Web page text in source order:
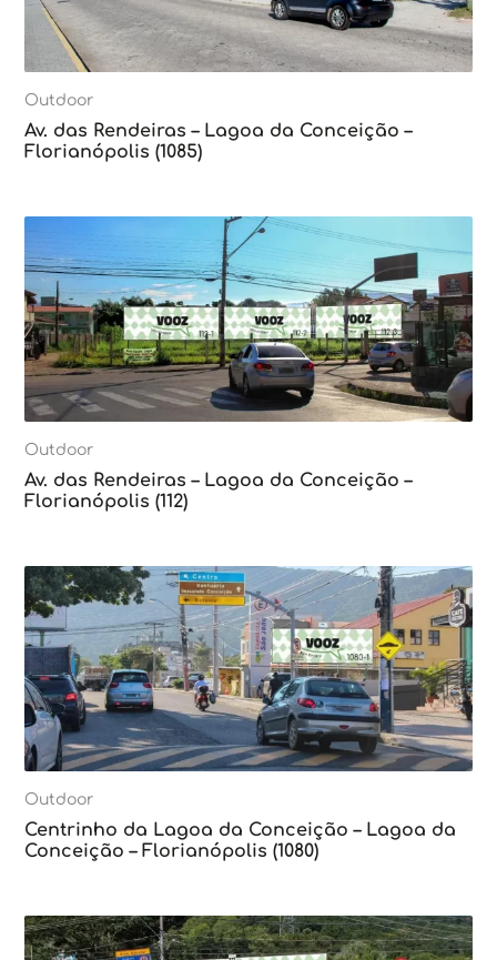
Outdoor
Av. das Rendeiras – Lagoa da Conceição –
Florianópolis (1085)
Outdoor
Av. das Rendeiras – Lagoa da Conceição –
Florianópolis (112)
Outdoor
Centrinho da Lagoa da Conceição – Lagoa da
Conceição – Florianópolis (1080)